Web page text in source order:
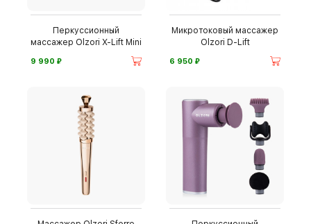
Перкуссионный
массажер Olzori X-Lift Mini
9 990 ⃏
Микротоковый массажер
Olzori D-Lift
6 950 ⃏